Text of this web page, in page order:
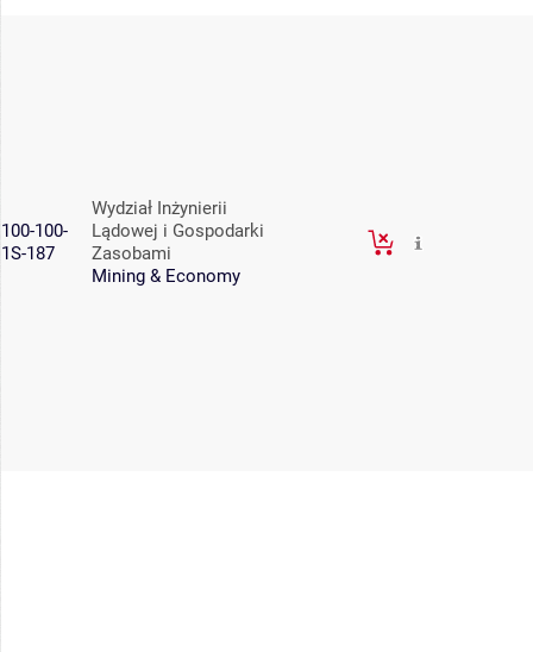
100-100-
1S-187
Wydział Inżynierii
Lądowej i Gospodarki
Zasobami
Mining & Economy